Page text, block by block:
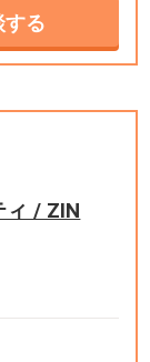
する
ィ / ZIN